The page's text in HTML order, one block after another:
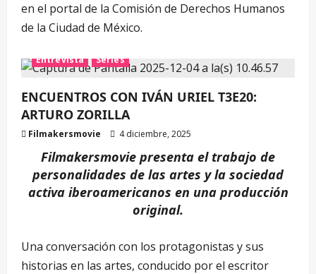
en el portal de la Comisión de Derechos Humanos
de la Ciudad de México.
Entrevista Series
ENCUENTROS CON IVÁN URIEL T3E20:
ARTURO ZORILLA
Filmakersmovie 4 diciembre, 2025
Filmakersmovie presenta el trabajo de
personalidades de las artes y la sociedad
activa iberoamericanos en una producción
original.
Una conversación con los protagonistas y sus
historias en las artes, conducido por el escritor